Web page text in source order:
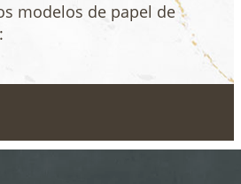
modelos de papel de
: